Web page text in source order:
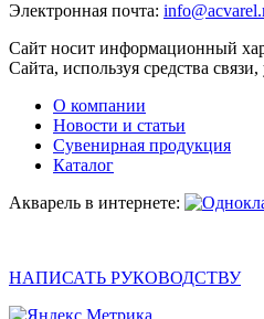
Электронная почта:
Сайт носит информационный
Сайта, используя средства
О компании
Новости и статьи
Сувенирная продукция
Каталог
Акварель в интернете:
НАПИСАТЬ РУКОВОДСТВУ